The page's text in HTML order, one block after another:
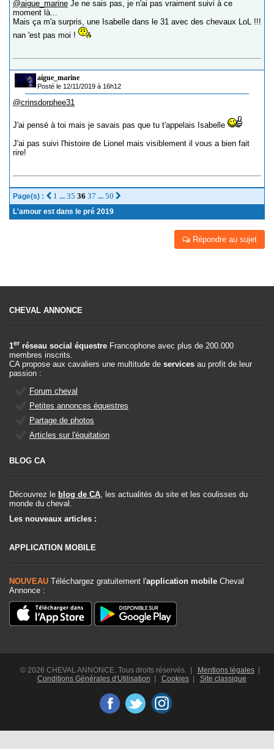
@aigue_marine Je ne sais pas, je n'ai pas vraiment suivi à ce
moment là...
Mais ça m'a surpris, une Isabelle dans le 31 avec des chevaux LoL !!!
nan 'est pas moi !
aigue_marine
Posté le 12/11/2019 à 16h12
@crinsdorphee31
J'ai pensé à toi mais je savais pas que tu t'appelais Isabelle
J'ai pas suivi l'histoire de Lionel mais visiblement il vous a bien fait
rire!
Page(s) : 1 ... 35 36 37 ... 50
L'amour est dans le pré 2019
Répondre au sujet
CHEVAL ANNONCE
1er réseau social équestre Francophone avec plus de 200.000
membres inscrits.
CA propose aux cavaliers une multitude de services au profit de leur
passion :
Forum cheval
Petites annonces équestres
Partage de photos
Articles sur l'équitation
BLOG CA
Découvrez le blog de CA, les actualités du site et les coulisses du
monde du cheval.
Les nouveaux articles :
APPLICATION MOBILE
NOUVEAU Téléchargez gratuitement l'application mobile Cheval
Annonce :
© 2026 CHEVAL ANNONCE. Tous droits réservés. | Mentions légales|
Conditions Générales d'Utilisation
Cookies| Site classique